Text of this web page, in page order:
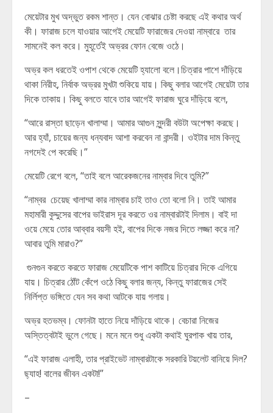
মেয়েটার মুখ অদ্ভুত রকম শান্ত। যেন বোঝার চেষ্টা করছে এই কথার অর্থ
কী। ফারাজ চলে যাওয়ার আগেই মেয়েটি ফারাজের দেওয়া নাম্বারে তার
সামনেই কল করে। মুহূর্তেই অভ্রর ফোন বেজে ওঠে।
অভ্র কল ধরতেই ওপাশ থেকে মেয়েটি হ্যালো বলে।চিত্রার পাশে দাঁড়িয়ে
থাকা নিরীহ, নির্বাক অভ্রর মুখটা শুকিয়ে যায়। কিছু বলার আগেই মেয়েটা তার
দিকে তাকায়। কিছু বলতে যাবে তার আগেই ফারাজ ঘুরে দাঁড়িয়ে বলে,
“আরে রাস্তা ছাড়েন খালাম্মা। আমার আগুন সুন্দরী বউটা অপেক্ষা করছে।
আর হ্যাঁ, চায়ের জন্য ধন্যবাদ আশা করবেন না বান্দরী। ওইটার দাম কিন্তু
নগদেই পে করেছি।”
মেয়েটি রেগে বলে, “তাই বলে আরেকজনের নাম্বার দিবে তুমি?”
“নাম্বর চেয়েছ খালাম্মা কার নাম্বার চাই তাও তো বলো নি। তাই আমার
মহামারী কুদ্দুসের বাপের ভাইরাস দূর করতে ওর নাম্বারটাই দিলাম। বাই দা
ওয়ে মেয়ে তোর আব্বার বয়সী হই, বাপের দিকে নজর দিতে লজ্জা করে না?
আবার তুমি মারাও?”
গুনগুন করতে করতে ফারাজ মেয়েটিকে পাশ কাটিয়ে চিত্রার দিকে এগিয়ে
যায়। চিত্রার ঠোঁট কেঁপে ওঠে কিছু বলার জন্য, কিন্তু ফারাজের সেই
নির্লিপ্ত ভঙ্গিতে যেন সব কথা আটকে যায় গলায়।
অভ্র হতভম্ব। ফোনটা হাতে নিয়ে দাঁড়িয়ে থাকে। বেচারা নিজের
অস্তিত্বটাই ভুলে গেছে। মনে মনে শুধু একটা কথাই ঘুরপাক খায় তার,
“এই ফারাজ এলাহী, তার প্রাইভেট নাম্বারটাকে সরকারি টয়লেট বানিয়ে দিল?
ছ্যাহ! বালের জীবন একটা!”
–